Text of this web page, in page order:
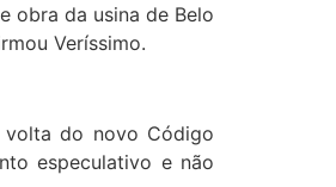
obra da usina de Belo
Veríssimo.
volta do novo Código
especulativo e não